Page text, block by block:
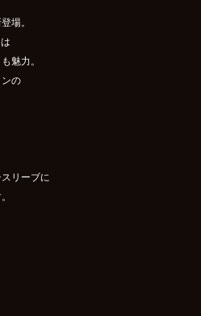
場。
魅力。
の
リーブに